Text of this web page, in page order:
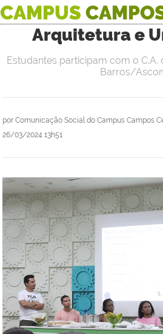
CAMPUS
Arquitetura e
por Comunicação Social do Campus Campos
26/03/2024 13h51
Estudantes participam com o C.A.
Barros/